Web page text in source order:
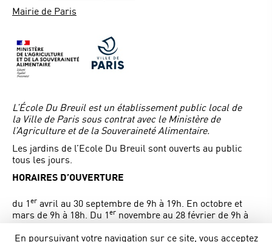
Mairie de Paris
L’École Du Breuil est un établissement public local de
la Ville de Paris sous contrat avec le Ministère de
l’Agriculture et de la Souveraineté Alimentaire.
Les jardins de l’Ecole Du Breuil sont ouverts au public
tous les jours.
HORAIRES D’OUVERTURE
du 1er avril au 30 septembre de 9h à 19h. En octobre et
mars de 9h à 18h. Du 1er novembre au 28 février de 9h à
17h.
Entrée Route de la pyramide en face de l’entrée de
En poursuivant votre navigation sur ce site, vous acceptez